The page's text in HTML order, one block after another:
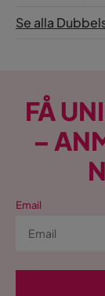
Se alla
FÅ
–
Email